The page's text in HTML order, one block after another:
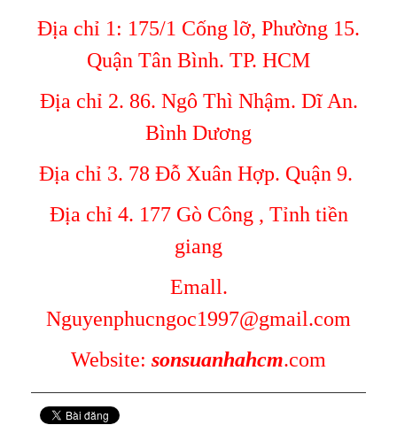
Địa chỉ 1: 175/1 Cống lỡ, Phường 15.
Quận Tân Bình. TP. HCM
Địa chỉ 2. 86. Ngô Thì Nhậm. Dĩ An.
Bình Dương
Địa chỉ 3. 78 Đỗ Xuân Hợp. Quận 9.
Địa chỉ 4. 177 Gò Công , Tỉnh tiền
giang
Emall.
Nguyenphucngoc1997@gmail.com
Website: sonsuanhahcm.com